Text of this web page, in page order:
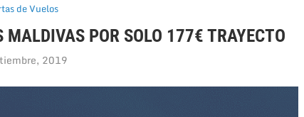
de Vuelos
MALDIVAS POR SOLO 177€ TRAYECTO
2019